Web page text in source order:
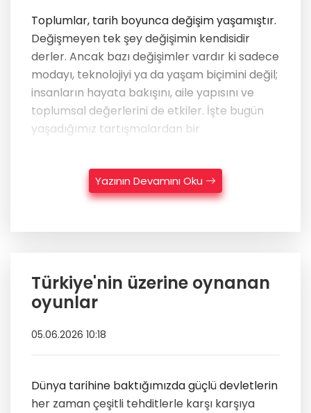
Toplumlar, tarih boyunca değişim yaşamıştır.
Değişmeyen tek şey değişimin kendisidir
derler. Ancak bazı değişimler vardır ki sadece
modayı, teknolojiyi ya da yaşam biçimini değil;
insanların hayata bakışını, aile yapısını ve
toplumsal değerlerini de etkiler. İşte bugün
yaşadığımız tartışmalardan bir
Yazının Devamını Oku
Türkiye'nin üzerine oynanan
oyunlar
05.06.2026 10:18
Dünya tarihine baktığımızda güçlü devletlerin
her zaman çeşitli tehditlerle karşı karşıya